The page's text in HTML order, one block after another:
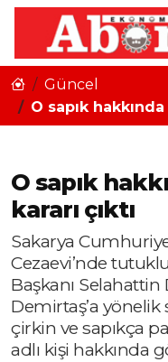
Güncel
O sapık
O sapık
kararı çıktı
Sakarya
Cezaevi’nde
Başkanı Selahattin
Demirtaş’a
çirkin ve sapıkça
adlı kişi hakkında